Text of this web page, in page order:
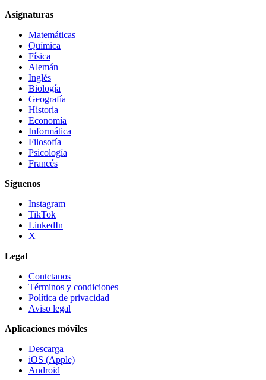
Asignaturas
Matemáticas
Química
Física
Alemán
Inglés
Biología
Geografía
Historia
Economía
Informática
Filosofía
Psicología
Francés
Síguenos
Instagram
TikTok
LinkedIn
X
Legal
Contctanos
Términos y condiciones
Política de privacidad
Aviso legal
Aplicaciones móviles
Descarga
iOS (Apple)
Android